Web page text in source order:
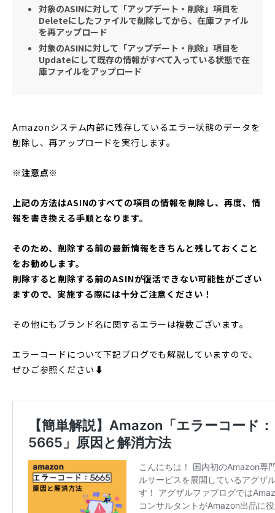
対象のASINに対して「アップデート・削除」項目を
Deleteにしたファイルで削除してから、在庫ファイル
を再アップロード
対象のASINに対して「アップデート・削除」項目を
Updateにして既存の情報がすべて入っている状態で在
庫ファイルをアップロード
Amazonシステム内部に残存しているエラー状態のデータを
削除し、再アップロードを実行します。
※注意点※
上記の方法はASINのすべての項目の情報を削除し、再度、情
報を書き換える手順となります。
そのため、削除する前の最新情報をきちんと残しておくこと
をお勧めします。
削除すると削除する前のASINが復活できない可能性がござい
ますので、実施する際には十分ご注意ください！
その他にもブランド名に関するエラーは複数ございます。
エラーコードについて下記ブログでも解説していますので、
ぜひご参照ください⬇︎